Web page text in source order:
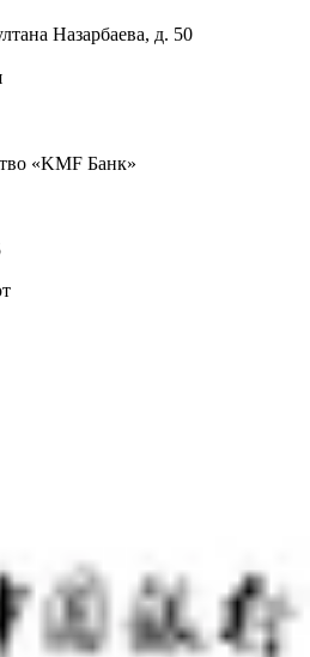
Назарбаева, д. 50
«KMF Банк»